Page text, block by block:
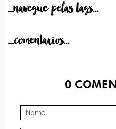
...navegue pelas tags...
...comentarios...
0